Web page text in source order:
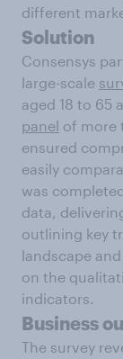
different
Solution
Consensys
large-scale
aged 18 to 65
panel of more
ensured
easily
was
data,
outlining key
landscape
on the
indicators.
Business
The survey